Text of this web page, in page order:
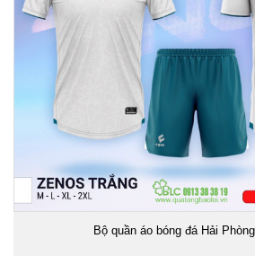
Bộ quần áo bóng đá Hải